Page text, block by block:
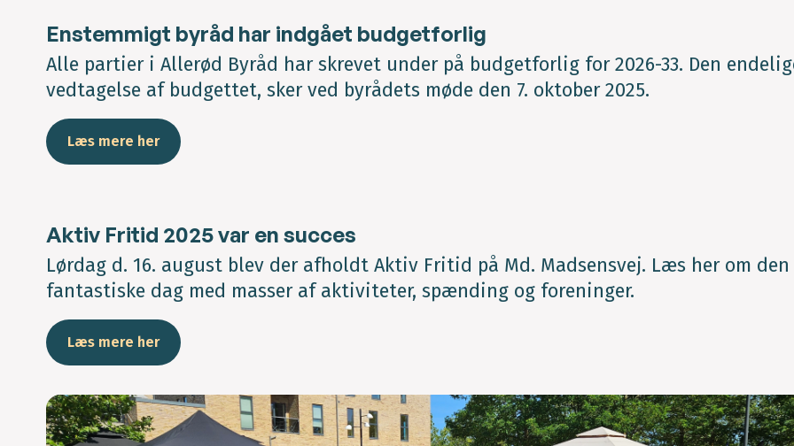
Enstemmigt byråd har indgået budgetforlig
Alle partier i Allerød Byråd har skrevet under på budgetforlig for 2026-33. Den
vedtagelse af budgettet, sker ved byrådets møde den 7. oktober 2025.
Læs mere her
Aktiv Fritid 2025 var en succes
Lørdag d. 16. august blev der afholdt Aktiv Fritid på Md. Madsensvej. Læs her om den
fantastiske dag med masser af aktiviteter, spænding og foreninger.
Læs mere her